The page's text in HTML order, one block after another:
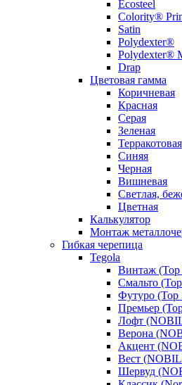
Ecosteel
Colority®
Satin
Polydexter®
Polydexter®
Drap
Цветовая гамма
Коричневая
Красная
Серая
Зеленая
Терракотовая
Синяя
Черная
Вишневая
Светлая,
Цветная
Калькулятор
Монтаж
Гибкая черепица
Tegola
Винтаж (Top
Смальто
Футуро (Top
Премьер
Лофт
Верона
Акцент
Вест
Шервуд